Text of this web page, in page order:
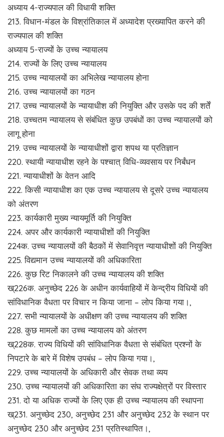
अध्याय 4-राज्यपाल की विधायी शक्ति
213. विधान-मंडल के विश्रांतिकाल में अध्यादेश प्रख्यापित करने की
राज्यपाल की शक्ति
अध्याय 5-राज्यों के उच्च न्यायालय
214. राज्यों के लिए उच्च न्यायालय
215. उच्च न्यायालयों का अभिलेख न्यायालय होना
216. उच्च न्यायालयों का गठन
217. उच्च न्यायालयों के न्यायाधीश की नियुक्ति और उसके पद की शर्तें
218. उच्चतम न्यायालय से संबंधित कुछ उपबंधों का उच्च न्यायालयों को
लागू होना
219. उच्च न्यायालयों के न्यायाधीशों द्वारा शपथ या प्रतिज्ञान
220. स्थायी न्यायाधीश रहने के पश्चात् विधि-व्यवसाय पर निर्बंधन
221. न्यायाधीशों के वेतन आदि
222. किसी न्यायाधीश का एक उच्च न्यायालय से दूसरे उच्च न्यायालय
को अंतरण
223. कार्यकारी मुख्य न्यायमूर्ति की नियुक्ति
224. अपर और कार्यकारी न्यायाधीशों की नियुक्ति
224क. उच्च न्यायालयों की बैठकों में सेवानिवृत्त न्यायाधीशों की नियुक्ति
225. विद्यमान उच्च न्यायालयों की अधिकारिता
226. कुछ रिट निकालने की उच्च न्यायालय की शक्ति
ख्226क. अनुच्छेद 226 के अधीन कार्यवाहियों में केन्द्रीय विधियों की
सांविधानिक वैधता पर विचार न किया जाना – लोप किया गया।,
227. सभी न्यायालयों के अधीक्षण की उच्च न्यायालय की शक्ति
228. कुछ मामलों का उच्च न्यायालय को अंतरण
ख्228क. राज्य विधियों की सांविधानिक वैधता से संबंधित प्रश्नों के
निपटारे के बारे में विशेष उपबंध – लोप किया गया।,
229. उच्च न्यायालयों के अधिकारी और सेवक तथा व्यय
230. उच्च न्यायालयों की अधिकारिता का संघ राज्यक्षेत्रों पर विस्तार
231. दो या अधिक राज्यों के लिए एक ही उच्च न्यायालय की स्थापना
ख्231. अनुच्छेद 230, अनुच्छेद 231 और अनुच्छेद 232 के स्थान पर
अनुच्छेद 230 और अनुच्छेद 231 प्रतिस्थापित।,